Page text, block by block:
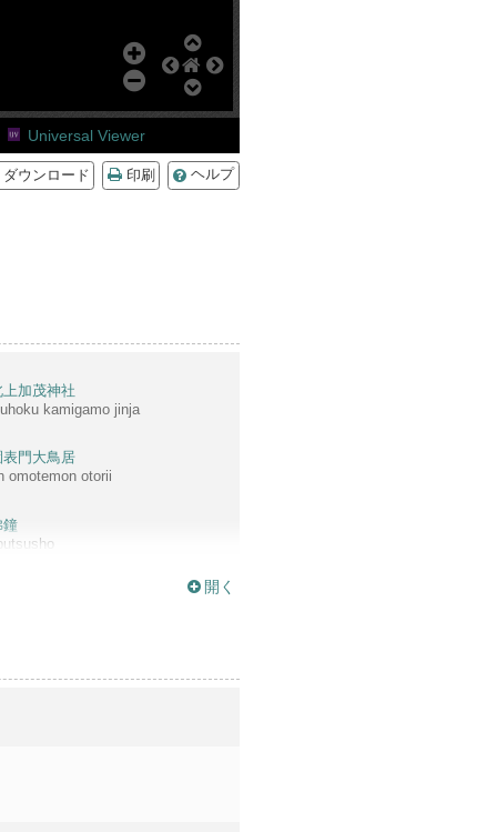
Universal Viewer
ダウンロード 印刷 ヘルプ
上加茂神社
kamigamo jinja
表門大鳥居
omotemon otorii
鐘
hokanji
開く